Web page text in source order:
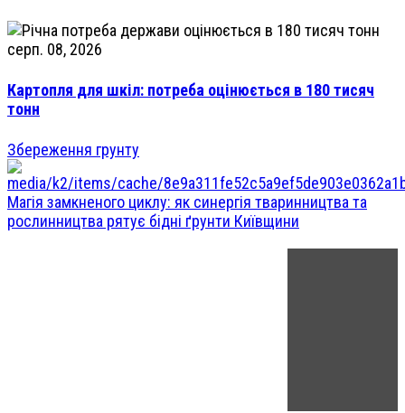
серп. 08, 2026
Картопля для шкіл: потреба оцінюється в 180 тисяч
тонн
Збереження грунту
Магія замкненого циклу: як синергія тваринництва та
рослинництва рятує бідні ґрунти Київщини